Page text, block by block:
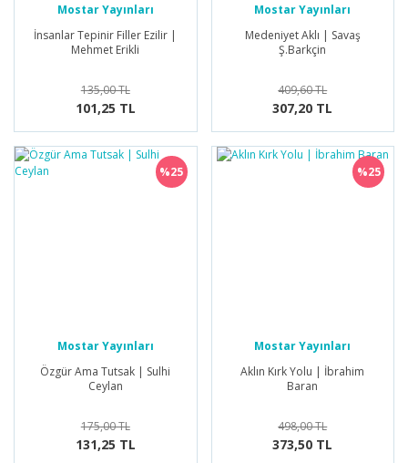
Mostar Yayınları
İnsanlar Tepinir Filler Ezilir |
Mehmet Erikli
135,00 TL
101,25 TL
Mostar Yayınları
Medeniyet Aklı | Savaş
Ş.Barkçin
409,60 TL
307,20 TL
%25
Mostar Yayınları
Özgür Ama Tutsak | Sulhi
Ceylan
175,00 TL
131,25 TL
%25
Mostar Yayınları
Aklın Kırk Yolu | İbrahim
Baran
498,00 TL
373,50 TL